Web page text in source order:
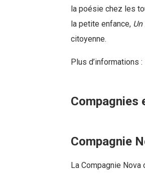
la poésie chez les
la petite enfance,
citoyenne.
Plus d’informations :
Compagnies
Compagnie
La Compagnie